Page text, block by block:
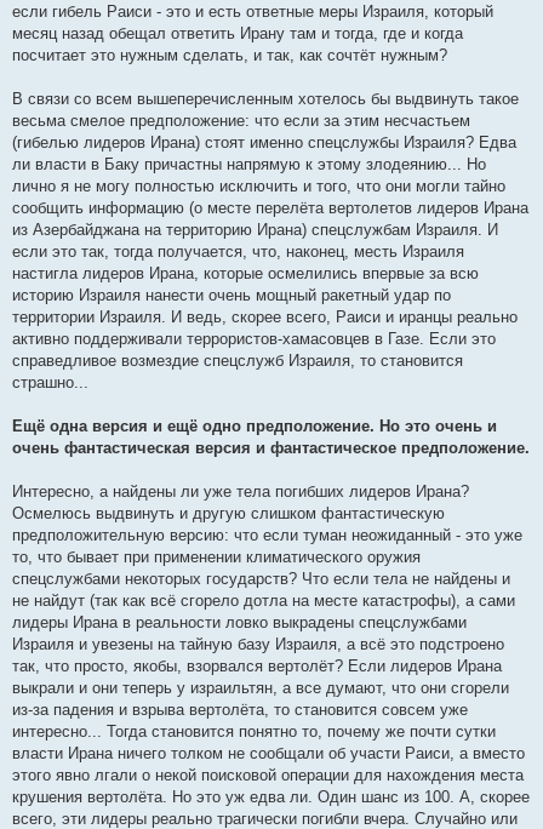
если гибель Раиси - это и есть ответные меры Израиля, который
месяц назад обещал ответить Ирану там и тогда, где и когда
посчитает это нужным сделать, и так, как сочтёт нужным?
В связи со всем вышеперечисленным хотелось бы выдвинуть такое
весьма смелое предположение: что если за этим несчастьем
(гибелью лидеров Ирана) стоят именно спецслужбы Израиля? Едва
ли власти в Баку причастны напрямую к этому злодеянию... Но
лично я не могу полностью исключить и того, что они могли тайно
сообщить информацию (о месте перелёта вертолетов лидеров Ирана
из Азербайджана на территорию Ирана) спецслужбам Израиля. И
если это так, тогда получается, что, наконец, месть Израиля
настигла лидеров Ирана, которые осмелились впервые за всю
историю Израиля нанести очень мощный ракетный удар по
территории Израиля. И ведь, скорее всего, Раиси и иранцы реально
активно поддерживали террористов-хамасовцев в Газе. Если это
справедливое возмездие спецслужб Израиля, то становится
страшно...
Ещё одна версия и ещё одно предположение. Но это очень и
очень фантастическая версия и фантастическое предположение.
Интересно, а найдены ли уже тела погибших лидеров Ирана?
Осмелюсь выдвинуть и другую слишком фантастическую
предположительную версию: что если туман неожиданный - это уже
то, что бывает при применении климатического оружия
спецслужбами некоторых государств? Что если тела не найдены и
не найдут (так как всё сгорело дотла на месте катастрофы), а сами
лидеры Ирана в реальности ловко выкрадены спецслужбами
Израиля и увезены на тайную базу Израиля, а всё это подстроено
так, что просто, якобы, взорвался вертолёт? Если лидеров Ирана
выкрали и они теперь у израильтян, а все думают, что они сгорели
из-за падения и взрыва вертолёта, то становится совсем уже
интересно... Тогда становится понятно то, почему же почти сутки
власти Ирана ничего толком не сообщали об участи Раиси, а вместо
этого явно лгали о некой поисковой операции для нахождения места
крушения вертолёта. Но это уж едва ли. Один шанс из 100. А, скорее
всего, эти лидеры реально трагически погибли вчера. Случайно или